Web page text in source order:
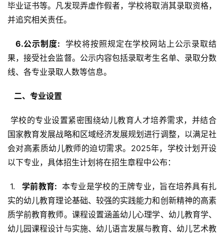
毕业证书等。凡发现弄虚作假者，学校将取消其录取资格，
并追究相关责任。
  6.公示制度:
学校将按照规定在学校网站上公示录取结
果，接受社会监督。公示内容包括录取考生名单、录取分数
线、各专业录取人数等信息。
  二、专业设置
国家教育发展战略和区域经济发展规划进行调整，以满足社
会对高素质幼儿教师的迫切需求。2025年，学校计划开设
以下专业，具体招生计划将在招生章程中公布：
1.
  学前教育:
本专业是学校的王牌专业，旨在培养具有扎
实的幼儿教育理论基础、较强的实践能力和创新精神的高素
质学前教育教师。课程设置涵盖幼儿心理学、幼儿教育学、
幼儿园课程设计与实施、幼儿语言发展与教育、幼儿艺术教